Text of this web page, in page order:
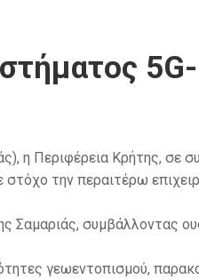
5G-
η Περιφέρεια Κρήτης, σε
την περαιτέρω
Σαμαριάς, συμβάλλοντας
γεωεντοπισμού,